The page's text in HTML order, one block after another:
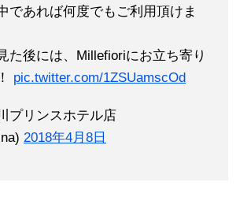
であれば何度でもご利用頂けま
た後には、Millefioriにお立ち寄り
pic.twitter.com/1ZSUamscOd
プリンスホテル店
2018年4月8日